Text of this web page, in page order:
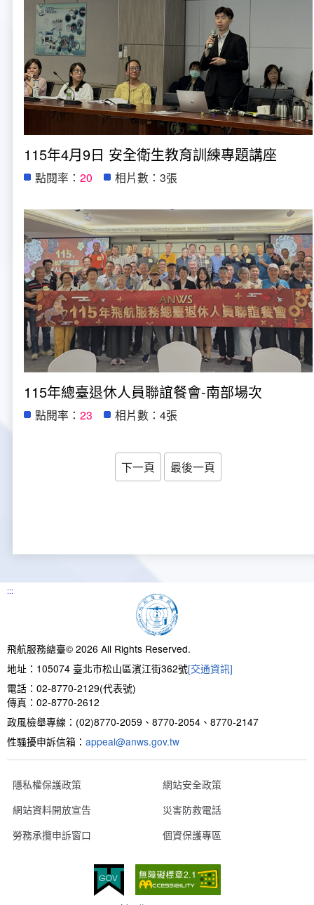
115年4月9日 安全衛生教育訓練專題講座
點閱率： 20 相片數：3張
115年總臺退休人員聯誼餐會-南部場次
點閱率： 23 相片數：4張
下一頁 最後一頁
:::
飛航服務總臺© 2026 All Rights Reserved.
地址：105074 臺北市松山區濱江街362號[交通資訊]
電話：02-8770-2129(代表號)
傳真：02-8770-2612
政風檢舉專線：(02)8770-2059、8770-2054、8770-2147
性騷擾申訴信箱： appeal@anws.gov.tw
隱私權保護政策
網站安全政策
網站資料開放宣告
災害防救電話
勞務承攬申訴窗口
個資保護專區